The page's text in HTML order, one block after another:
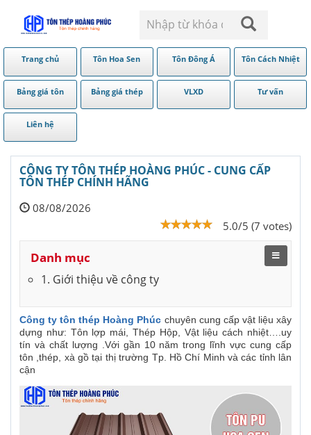
Trang chủ Tôn Hoa Sen Tôn Đông Á Tôn Cách Nhiệt
Bảng giá tôn Bảng giá thép VLXD Tư vấn
Liên hệ
CÔNG TY TÔN THÉP HOÀNG PHÚC - CUNG CẤP
TÔN THÉP CHÍNH HÃNG
08/08/2026
5.0/5 (7 votes)
Danh mục
1. Giới thiệu về công ty
Công ty tôn thép Hoàng Phúc chuyên cung cấp vật liệu xây
dựng như: Tôn lợp mái, Thép Hộp, Vật liệu cách nhiệt….uy
tín và chất lượng .Với gần 10 năm trong lĩnh vực cung cấp
tôn ,thép, xà gồ tại thị trường Tp. Hồ Chí Minh và các tỉnh lân
cận